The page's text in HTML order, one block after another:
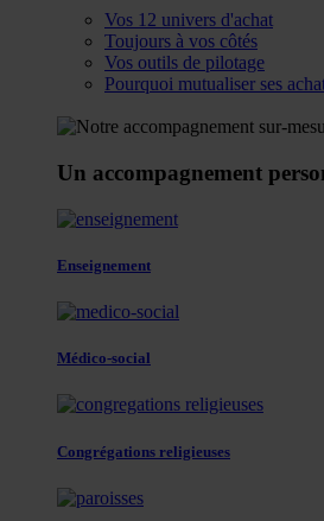
Vos 12 univers d'achat
Toujours à vos côtés
Vos outils de pilotage
Pourquoi mutualiser ses
Un accompagnement
Enseignement
Médico-social
Congrégations religieuses